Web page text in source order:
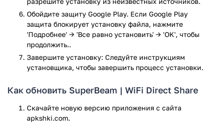
помощью приложения SuperBeam WiFi Direct Share. Для
того, что отправка файлов осуществилась из вашего
смартфона на телефон вашего друга, необходимо также,
чтобы на его устройстве было приложение SuperBeam WiFi
Direct Share (в противном случае приложение попросту не
заметит устройство на которое вы хотите отправить файл).
2) Кнопка «Принять» — с помощью этой кнопки вы сможете
пользователь SuperBeam WiFi Direct Share. Всего
существует три способа принятия файлов: первый —
благодаря специальному ключу. На устройстве которое
Обойдите защиту Google Play. Если Google Play
защита блокирует установку файла, нажмите
'Подробнее' → 'Все равно установить' → 'OK', чтобы
продолжить..
Завершите установку: Следуйте инструкциям
установщика, чтобы завершить процесс установки.
Как обновить SuperBeam | WiFi Direct Share
Скачайте новую версию приложения с сайта
apkshki.com.